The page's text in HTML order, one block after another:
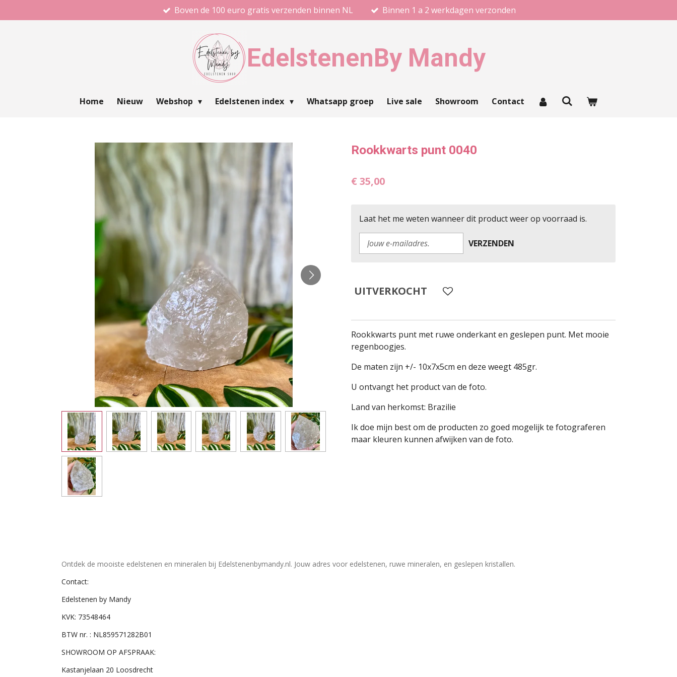
direct
Boven de 100 euro gratis verzenden binnen NL Binnen 1 a 2 werkdagen verzonden
EdelstenenBy Mandy
Home Nieuw Webshop Edelstenen index Whatsapp groep Live sale Showroom Contact
Rookkwarts punt 0040
€ 35,00
Laat het me weten wanneer dit product weer op voorraad is.
VERZENDEN
UITVERKOCHT
Rookkwarts punt met ruwe onderkant en geslepen punt. Met mooie
regenboogjes.
De maten zijn +/- 10x7x5cm en deze weegt 485gr.
U ontvangt het product van de foto.
Land van herkomst: Brazilie
Ik doe mijn best om de producten zo goed mogelijk te fotograferen
maar kleuren kunnen afwijken van de foto.
Ontdek de mooiste edelstenen en mineralen bij Edelstenenbymandy.nl. Jouw adres voor edelstenen, ruwe mineralen, en geslepen kristallen.
Contact:
Edelstenen by Mandy
KVK: 73548464
BTW nr. : NL859571282B01
SHOWROOM OP AFSPRAAK:
Kastanjelaan 20 Loosdrecht